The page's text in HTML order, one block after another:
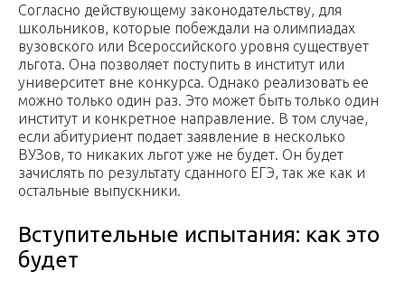
Согласно действующему законодательству, для
школьников, которые побеждали на олимпиадах
вузовского или Всероссийского уровня существует
льгота. Она позволяет поступить в институт или
университет вне конкурса. Однако реализовать ее
можно только один раз. Это может быть только один
институт и конкретное направление. В том случае,
если абитуриент подает заявление в несколько
ВУЗов, то никаких льгот уже не будет. Он будет
зачислять по результату сданного ЕГЭ, так же как и
остальные выпускники.
Вступительные испытания: как это
будет